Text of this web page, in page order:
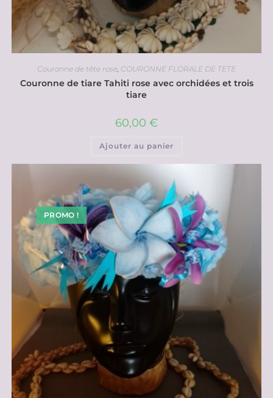
Couronne de tête rose COURONNE FLORALE DE TETE
Couronne de tiare Tahiti rose avec orchidées et trois
tiare
60,00 €
Ajouter au panier
PROMO !